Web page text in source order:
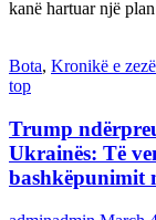
kanë hartuar një
Bota, Kronikë e zezë
top
Trump
Ukrainës: Të
bashkëpunimit